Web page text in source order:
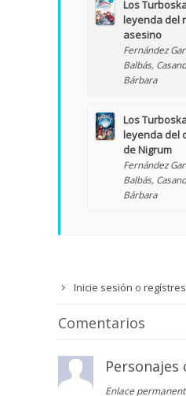
Los
leyenda del
asesino
Fernández
Balbás,
Bárbara
Los
leyenda del
de Nigrum
Fernández
Balbás,
Bárbara
Inicie sesión o
Comentarios
Personajes
Enlace